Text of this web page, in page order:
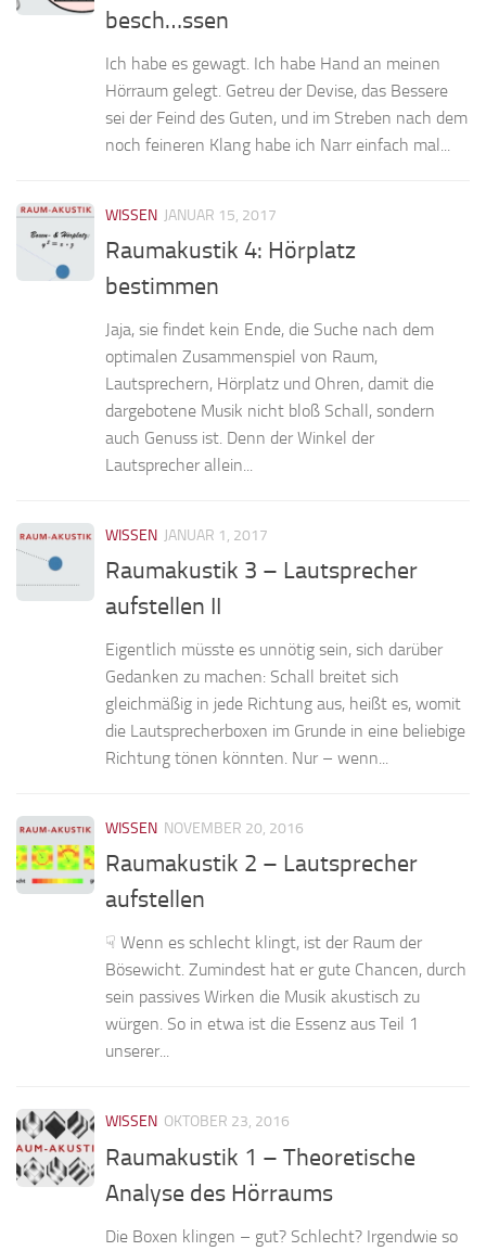
besch…ssen
Ich habe es gewagt. Ich habe Hand an meinen
Hörraum gelegt. Getreu der Devise, das Bessere
sei der Feind des Guten, und im Streben nach dem
noch feineren Klang habe ich Narr einfach mal...
WISSEN JANUAR 15, 2017
Raumakustik 4: Hörplatz
bestimmen
Jaja, sie findet kein Ende, die Suche nach dem
optimalen Zusammenspiel von Raum,
Lautsprechern, Hörplatz und Ohren, damit die
dargebotene Musik nicht bloß Schall, sondern
auch Genuss ist. Denn der Winkel der
Lautsprecher allein...
WISSEN JANUAR 1, 2017
Raumakustik 3 – Lautsprecher
aufstellen II
Eigentlich müsste es unnötig sein, sich darüber
Gedanken zu machen: Schall breitet sich
gleichmäßig in jede Richtung aus, heißt es, womit
die Lautsprecherboxen im Grunde in eine beliebige
Richtung tönen könnten. Nur – wenn...
WISSEN NOVEMBER 20, 2016
Raumakustik 2 – Lautsprecher
aufstellen
☟ Wenn es schlecht klingt, ist der Raum der
Bösewicht. Zumindest hat er gute Chancen, durch
sein passives Wirken die Musik akustisch zu
würgen. So in etwa ist die Essenz aus Teil 1
unserer...
WISSEN OKTOBER 23, 2016
Raumakustik 1 – Theoretische
Analyse des Hörraums
Die Boxen klingen – gut? Schlecht? Irgendwie so